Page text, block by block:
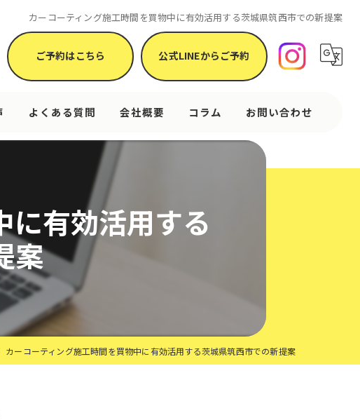
カーコーティング施工時間を買物中に有効活用する茨城県筑西市での新提案
ご予約はこちら 公式LINEからご予約
よくある質問 会社概要 コラム お問い合わせ
に有効活用する
案
カーコーティング施工時間を買物中に有効活用する茨城県筑西市での新提案